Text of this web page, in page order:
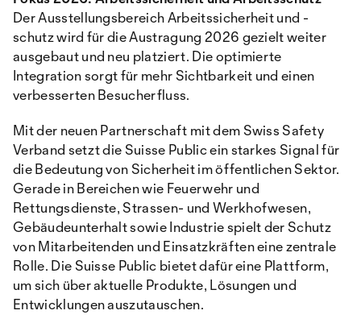
Der Ausstellungsbereich Arbeitssicherheit und -
schutz wird für die Austragung 2026 gezielt weiter
ausgebaut und neu platziert. Die optimierte
Integration sorgt für mehr Sichtbarkeit und einen
verbesserten Besucherfluss.
Mit der neuen Partnerschaft mit dem Swiss Safety
Verband setzt die Suisse Public ein starkes Signal für
die Bedeutung von Sicherheit im öffentlichen Sektor.
Gerade in Bereichen wie Feuerwehr und
Rettungsdienste, Strassen- und Werkhofwesen,
Gebäudeunterhalt sowie Industrie spielt der Schutz
von Mitarbeitenden und Einsatzkräften eine zentrale
Rolle. Die Suisse Public bietet dafür eine Plattform,
um sich über aktuelle Produkte, Lösungen und
Entwicklungen auszutauschen.